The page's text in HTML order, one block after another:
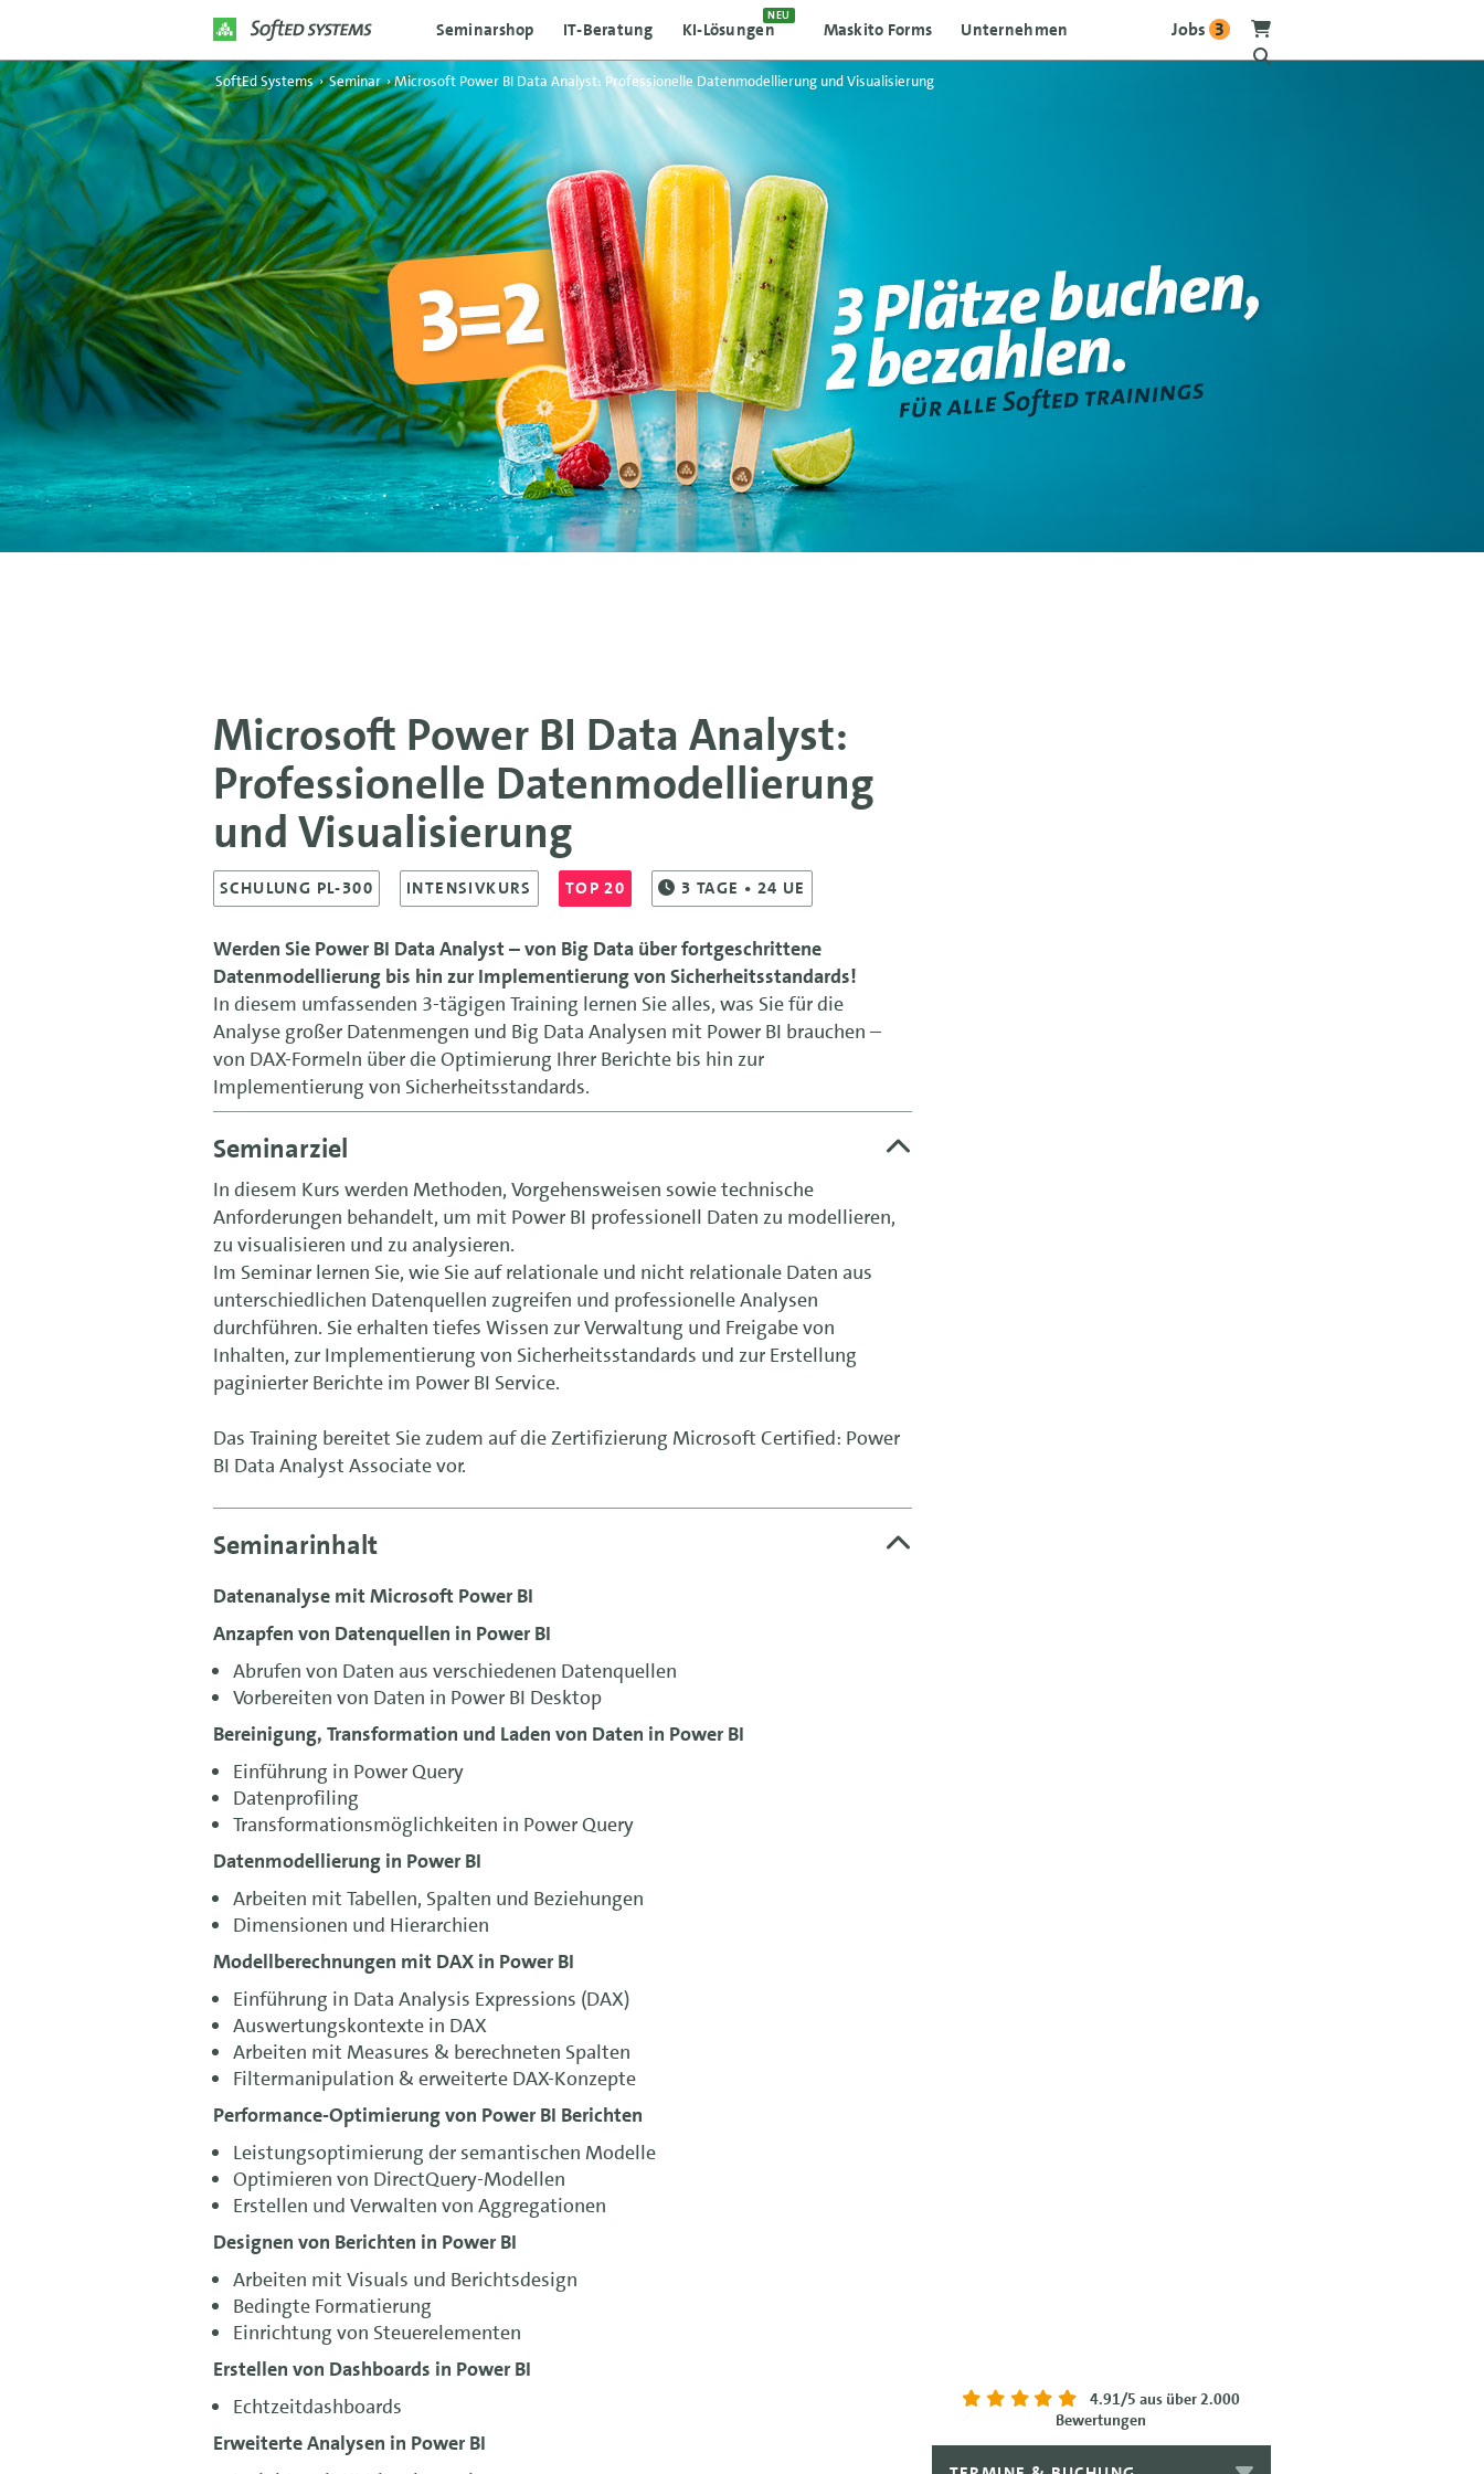
Jobs 3
Seminarshop IT-Beratung KI-Lösungen
NEU
Maskito Forms Unternehmen
SoftEd Systems › Seminar ›Microsoft Power BI Data Analyst: Professionelle Datenmodellierung und Visualisierung
Microsoft Power BI Data Analyst:
Professionelle Datenmodellierung
und Visualisierung
SCHULUNG PL-300 INTENSIVKURS TOP 20 3 TAGE • 24 UE
Werden Sie Power BI Data Analyst – von Big Data über fortgeschrittene
Datenmodellierung bis hin zur Implementierung von Sicherheitsstandards!
In diesem umfassenden 3-tägigen Training lernen Sie alles, was Sie für die
Analyse großer Datenmengen und Big Data Analysen mit Power BI brauchen –
von DAX-Formeln über die Optimierung Ihrer Berichte bis hin zur
Implementierung von Sicherheitsstandards.
Seminarziel
In diesem Kurs werden Methoden, Vorgehensweisen sowie technische
Anforderungen behandelt, um mit Power BI professionell Daten zu modellieren,
zu visualisieren und zu analysieren.
Im Seminar lernen Sie, wie Sie auf relationale und nicht relationale Daten aus
unterschiedlichen Datenquellen zugreifen und professionelle Analysen
durchführen. Sie erhalten tiefes Wissen zur Verwaltung und Freigabe von
Inhalten, zur Implementierung von Sicherheitsstandards und zur Erstellung
paginierter Berichte im Power BI Service.
Das Training bereitet Sie zudem auf die Zertifizierung Microsoft Certified: Power
BI Data Analyst Associate vor.
Seminarinhalt
Datenanalyse mit Microsoft Power BI
Anzapfen von Datenquellen in Power BI
Abrufen von Daten aus verschiedenen Datenquellen
Vorbereiten von Daten in Power BI Desktop
Bereinigung, Transformation und Laden von Daten in Power BI
Einführung in Power Query
Datenprofiling
Transformationsmöglichkeiten in Power Query
Datenmodellierung in Power BI
Arbeiten mit Tabellen, Spalten und Beziehungen
Dimensionen und Hierarchien
Modellberechnungen mit DAX in Power BI
Einführung in Data Analysis Expressions (DAX)
Auswertungskontexte in DAX
Arbeiten mit Measures & berechneten Spalten
Filtermanipulation & erweiterte DAX-Konzepte
Performance-Optimierung von Power BI Berichten
Leistungsoptimierung der semantischen Modelle
Optimieren von DirectQuery-Modellen
Erstellen und Verwalten von Aggregationen
Designen von Berichten in Power BI
Arbeiten mit Visuals und Berichtsdesign
Bedingte Formatierung
Einrichtung von Steuerelementen
Erstellen von Dashboards in Power BI
Echtzeitdashboards
Erweiterte Analysen in Power BI
4.91/5 aus über 2.000
Bewertungen